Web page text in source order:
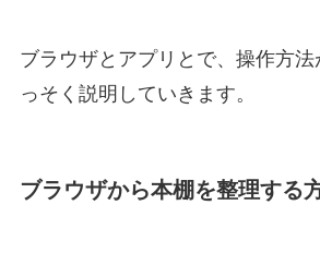
ブラウザとアプリとで、操作方法
っそく説明していきます。
ブラウザから本棚を整理する